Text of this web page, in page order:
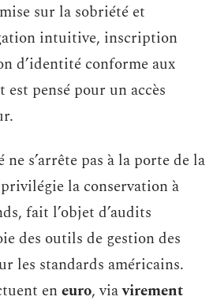
sur la sobriété et
intuitive, inscription
d’identité conforme aux
est pensé pour un accès
s’arrête pas à la porte de la
la conservation à
fait l’objet d’audits
des outils de gestion des
les standards américains.
eneuro, viavirement